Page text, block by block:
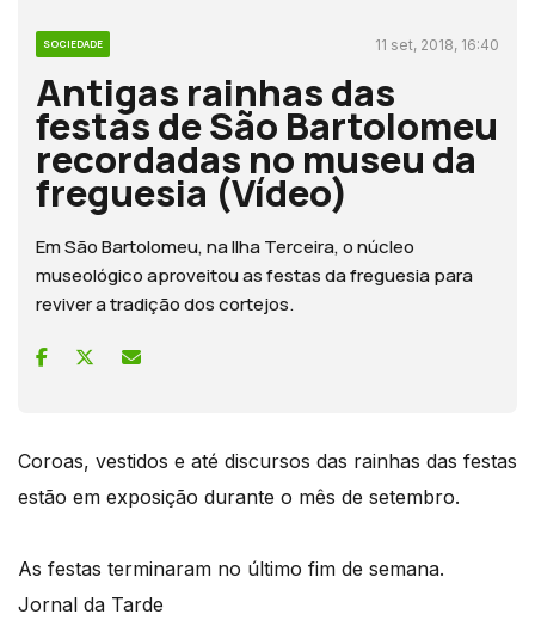
SOCIEDADE 11 set, 2018, 16:40
Antigas rainhas das
festas de São Bartolomeu
recordadas no museu da
freguesia (Vídeo)
Em São Bartolomeu, na Ilha Terceira, o núcleo
museológico aproveitou as festas da freguesia para
reviver a tradição dos cortejos.
Coroas, vestidos e até discursos das rainhas das festas
estão em exposição durante o mês de setembro.
As festas terminaram no último fim de semana.
Jornal da Tarde